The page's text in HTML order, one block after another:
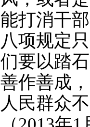
能打消干
八项规定
们要以踏
善作善成
人民群众